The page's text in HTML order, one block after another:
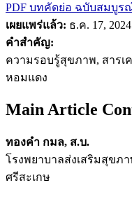
PDF บทคัดย่อ ฉบับสมบูร
เผยแพร่แล้ว: ธ.ค. 17, 2024
คำสำคัญ:
ความรอบรู้สุขภาพ, สารเ
หอมแดง
Main Article
ทองคำ กมล, ส.บ.
โรงพยาบาลส่งเสริมสุขภ
ศรีสะเกษ